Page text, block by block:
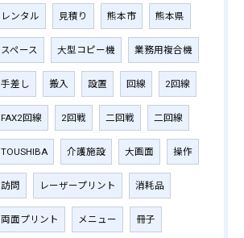
レンタル 見積り 熊本市 熊本県
スペース 大型コピー機 業務用複合機
手差し 搬入 設置 回線 2回線
FAX2回線 2回戦 二回戦 二回線
TOUSHIBA 介護施設 大画面 操作
訪問 レーザープリント 消耗品
両面プリント メニュー 冊子